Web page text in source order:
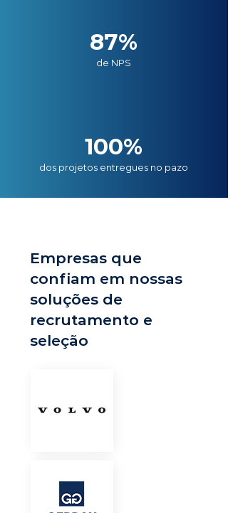
87%
de NPS
100%
dos projetos entregues no pazo
Empresas que
confiam em nossas
soluções de
recrutamento e
seleção